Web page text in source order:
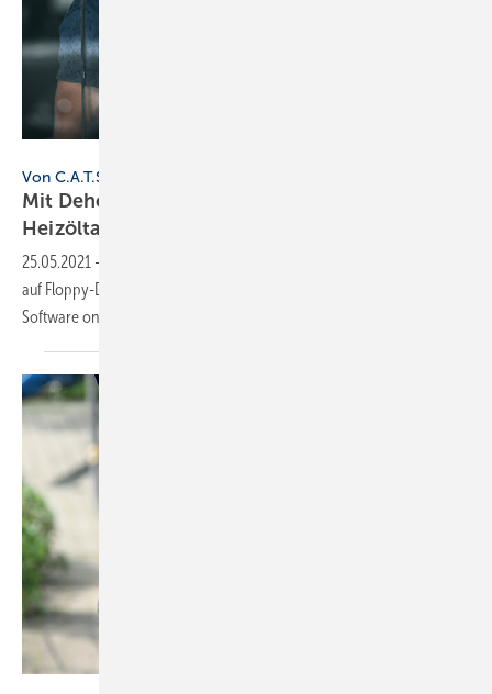
Von C.A.T.S. zur Dehoust App
Mit Dehoust-Software seit 25 Jahren
Heizöltankanlagen
25.05.2021 -
auf Floppy-Discs elektronisch auf den Weg gebracht. Heute liegt die
Software online und als App